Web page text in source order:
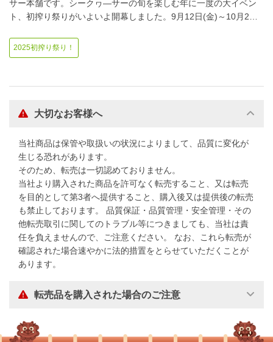
サー本舗です。シークヮ―サーの旬を楽しむ年に一度の大イベン
ト、初搾り祭りがいよいよ開幕しました。9月12日(金)～10月2…
2025初搾り祭り！
大切なお客様へ
当社商品は保管や取扱いの状況によりまして、品質に変化が
生じる恐れがあります。
そのため、転売は一切認めておりません。
当社より購入された商品を許可なく転売すること、又は転売
を目的として第3者へ提供すること、購入後又は提供後の転売
も禁止しております。 品質保証・品質管理・安全管理・その
他転売取引に関してのトラブル等につきましても、当社は責
任を負えませんので、ご注意ください。 なお、これら転売が
確認された場合速やかに法的措置をとらせていただくことが
あります。
転売品を購入された場合のご注意